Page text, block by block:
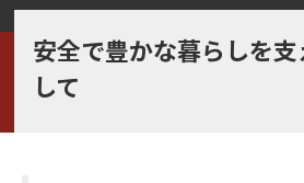
安全で豊かな暮らしを
して